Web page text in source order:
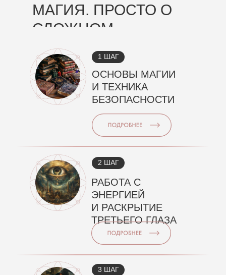
МАГИЯ. ПРОСТО О
СЛОЖНОМ
1 ШАГ
ОСНОВЫ МАГИИ
И ТЕХНИКА
БЕЗОПАСНОСТИ
2 ШАГ
РАБОТА С
ЭНЕРГИЕЙ
И РАСКРЫТИЕ
ТРЕТЬЕГО ГЛАЗА
3 ШАГ